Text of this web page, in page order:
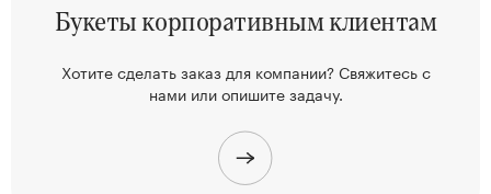
Букеты корпоративным клиентам
Хотите сделать заказ для компании? Свяжитесьс
нами или опишите задачу.